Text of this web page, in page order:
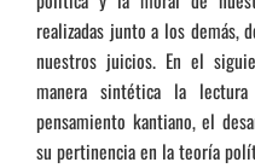
realizadas junto a los demás,
nuestros juicios. En el
manera sintética la
pensamiento kantiano, el
su pertinencia en la teoría